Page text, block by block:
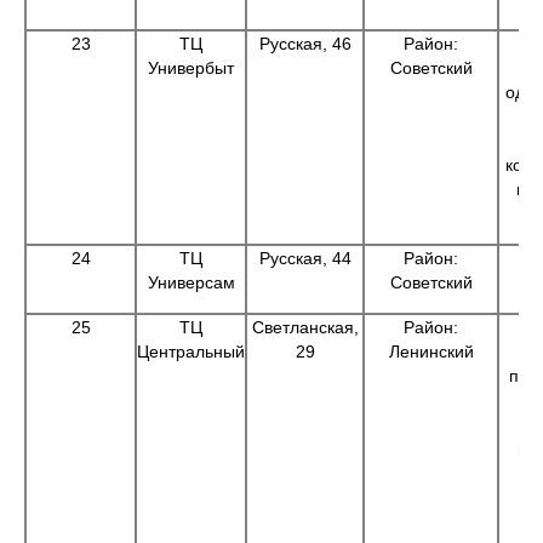
23
ТЦ
Универбыт
Русская, 46
Район:
Советский
и
24
ТЦ
Универсам
Русская, 44
Район:
Советский
25
ТЦ
Центральный
Светланская,
29
Район:
Ленинский